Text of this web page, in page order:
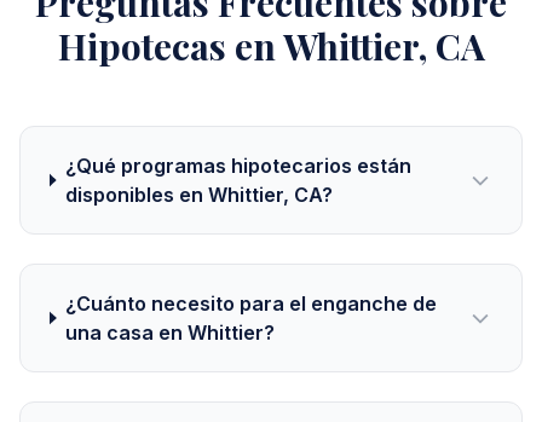
Hipotecas en Whittier, CA
¿Qué programas hipotecarios están
disponibles en Whittier, CA?
¿Cuánto necesito para el enganche de
una casa en Whittier?